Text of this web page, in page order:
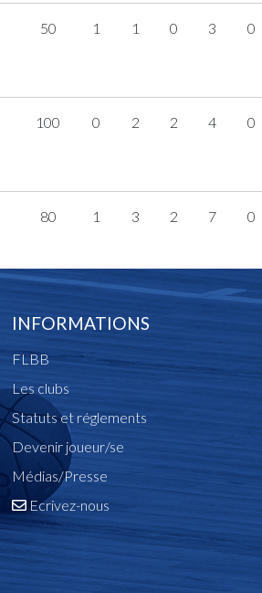
50 1 1 0 3 0
100 0 2 2 4 0
80 1 3 2 7 0
INFORMATIONS
FLBB
Les clubs
Statuts et réglements
Devenir joueur/se
Médias/Presse
Ecrivez-nous